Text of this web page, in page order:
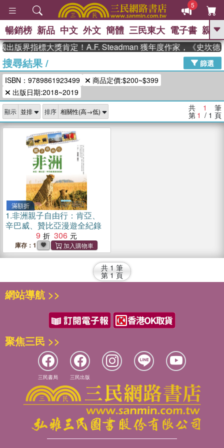
5
GO
高希均教授回憶錄
、 The Odyssey 、 父親節 、 如果歷
史是一群喵 、 暑期推薦
登輝時代 、 數學女孩：黎曼猜想 、
偉大的迷走神經
暢銷榜 新品 中文 外文 簡體 三民東大 電子書 親子
出版界指標大獎肯定！A.F. Steadman 獲年度作家，《史坎德
搜尋結果/
篩選
ISBN：9789861923499
商品定價:$200~$399
出版日期:2018~2019
顯示 排序 共 1 筆
第 1 / 1 頁
滿額折
1.非洲親子自由行：肯亞、
辛巴威、贊比亞漫遊全紀錄
9
306
庫存：1
共 1 筆
第 1 頁
網站導航 >>
聚焦三民 >>
三民書局 三民出版